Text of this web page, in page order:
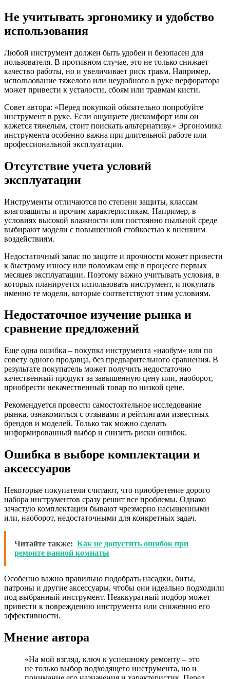
Не учитывать эргономику и удобство
использования
Любой инструмент должен быть удобен и безопасен для
пользователя. В противном случае, это не только снижает
качество работы, но и увеличивает риск травм. Например,
использование тяжелого или неудобного в руке перфоратора
может привести к усталости, сбоям или травмам кисти.
Совет автора: «Перед покупкой обязательно попробуйте
инструмент в руке. Если ощущаете дискомфорт или он
кажется тяжелым, стоит поискать альтернативу.» Эргономика
инструмента особенно важна при длительной работе или
профессиональной эксплуатации.
Отсутствие учета условий
эксплуатации
Инструменты отличаются по степени защиты, классам
влагозащиты и прочим характеристикам. Например, в
условиях высокой влажности или постоянно пыльной среде
выбирают модели с повышенной стойкостью к внешним
воздействиям.
Недостаточный запас по защите и прочности может привести
к быстрому износу или поломкам еще в процессе первых
месяцев эксплуатации. Поэтому важно учитывать условия, в
которых планируется использовать инструмент, и покупать
именно те модели, которые соответствуют этим условиям.
Недостаточное изучение рынка и
сравнение предложений
Еще одна ошибка – покупка инструмента «наобум» или по
совету одного продавца, без предварительного сравнения. В
результате покупатель может получить недостаточно
качественный продукт за завышенную цену или, наоборот,
приобрести некачественный товар по низкой цене.
Рекомендуется провести самостоятельное исследование
рынка, ознакомиться с отзывами и рейтингами известных
брендов и моделей. Только так можно сделать
информированный выбор и снизить риски ошибок.
Ошибка в выборе комплектации и
аксессуаров
Некоторые покупатели считают, что приобретение дорого
набора инструментов сразу решит все проблемы. Однако
зачастую комплектации бывают чрезмерно насыщенными
или, наоборот, недостаточными для конкретных задач.
Читайте также: Как не допустить ошибок при
ремонте ванной комнаты
Особенно важно правильно подобрать насадки, биты,
патроны и другие аксессуары, чтобы они идеально подходили
под выбранный инструмент. Неаккуратный подбор может
привести к повреждению инструмента или снижению его
эффективности.
Мнение автора
«На мой взгляд, ключ к успешному ремонту – это
не только выбор подходящего инструмента, но и